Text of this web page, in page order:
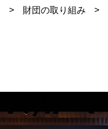
> 財団の取り組み >